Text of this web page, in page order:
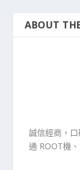
ABOUT
誠信經商，
通 ROOT機